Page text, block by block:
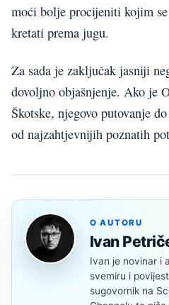
moći bolje procijeniti kojim
kretati prema jugu.
Za sada je zaključak jasniji
dovoljno objašnjenje. Ako je
Škotske, njegovo putovanje
od najzahtjevnijih poznatih
O AUTORU
Ivan
Ivan je novinar i
svemiru i
sugovornik na